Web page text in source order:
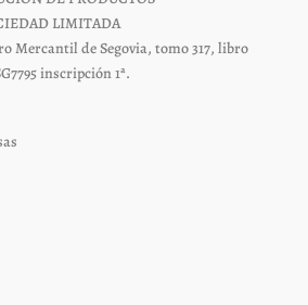
LIMITADA
Mercantil de Segovia, tomo 317, libro
inscripción 1ª.